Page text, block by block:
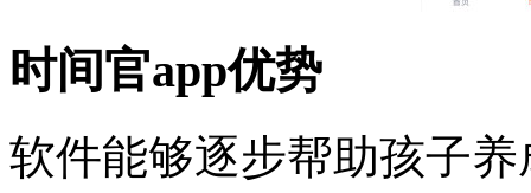
时间官app优势
软件能够逐步帮助孩子